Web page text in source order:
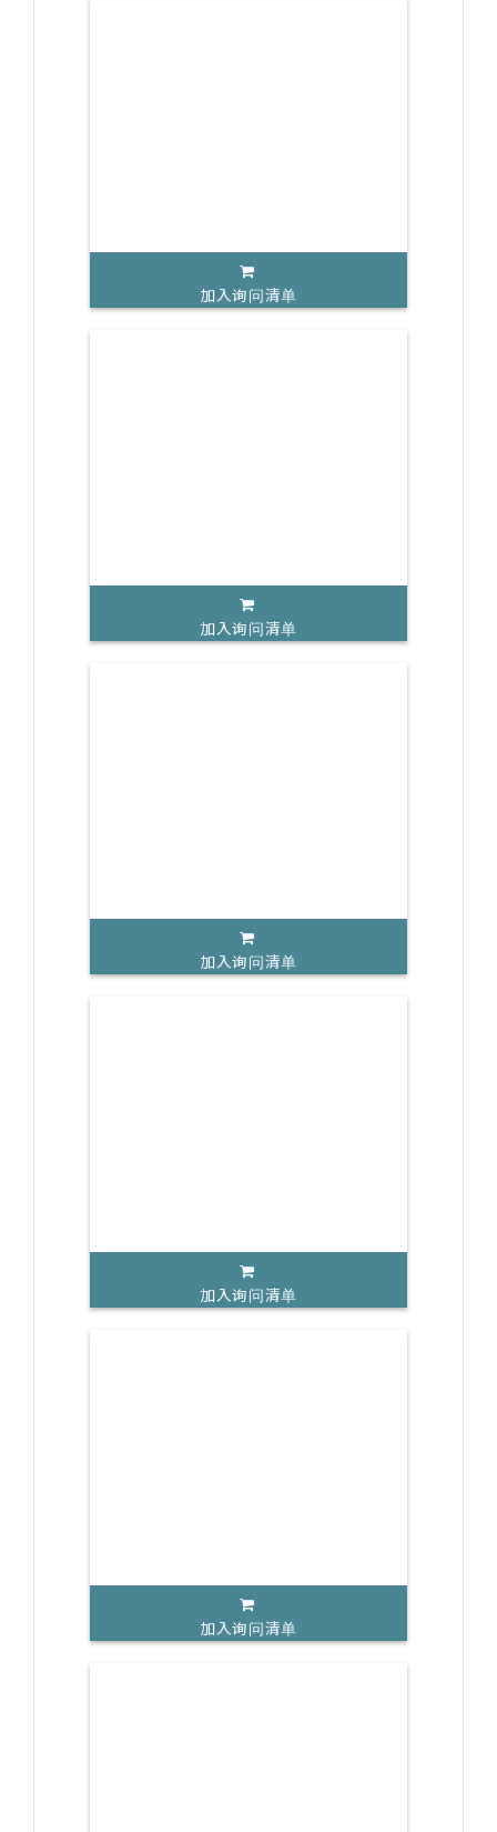
加入询问清单
加入询问清单
加入询问清单
加入询问清单
加入询问清单